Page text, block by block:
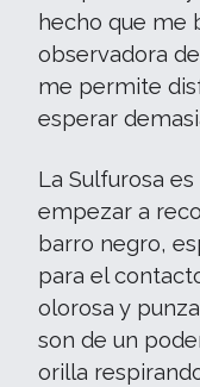
hecho que me
observadora
me permite
esperar
La Sulfurosa
empezar a
barro negro,
para el
olorosa y
son de un
orilla